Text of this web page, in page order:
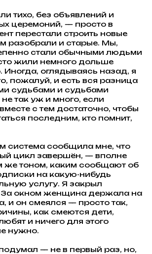
тихо, без объявлений и
церемоний, — просто в
перестали строить новые
разобрали и старые. Мы,
стали обычными людьми
жили немного дольше
Иногда, оглядываясь назад, я
пожалуй, и есть вся разница
судьбами и судьбами
так уж и много, если
с тем достаточно, чтобы
последним, кто помнит,
система сообщила мне, что
цикл завершён, — вполне
же тоном, каким сообщают об
на какую-нибудь
услугу. Я закрыл
окном женщина держала на
и он смеялся — просто так,
как смеются дети,
и ничего для этого
нужно.
подумал — не в первый раз, но,